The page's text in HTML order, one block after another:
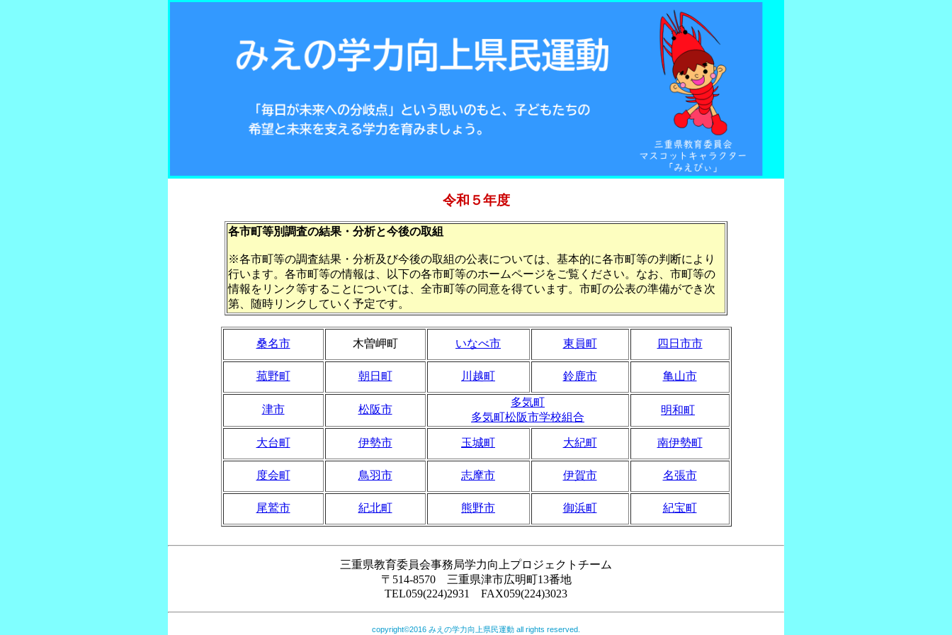
令和５年度
各市町等別調査の結果・分析と今後の取組
※各市町等の調査結果・分析及び今後の取組の公表については、基本的に各市町等の判断により
行います。各市町等の情報は、以下の各市町等のホームページをご覧ください。なお、市町等の
情報をリンク等することについては、全市町等の同意を得ています。市町の公表の準備ができ次
第、随時リンクしていく予定です。
桑名市 木曽岬町 いなべ市 東員町 四日市市
菰野町 朝日町 川越町 鈴鹿市 亀山市
津市 松阪市
多気町
多気町松阪市学校組合
明和町
大台町 伊勢市 玉城町 大紀町 南伊勢町
度会町 鳥羽市 志摩市 伊賀市 名張市
尾鷲市 紀北町 熊野市 御浜町 紀宝町
三重県教育委員会事務局学力向上プロジェクトチーム
〒514-8570 三重県津市広明町13番地
TEL059(224)2931 FAX059(224)3023
copyright©2016 みえの学力向上県民運動 all rights reserved.